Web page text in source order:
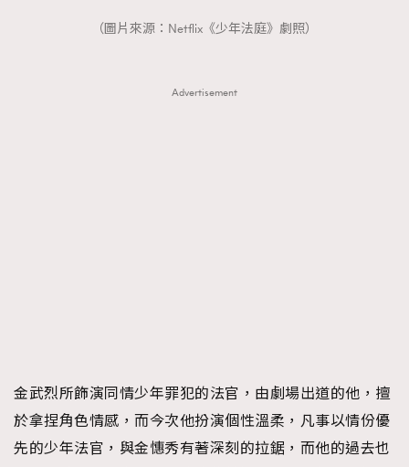
（圖片來源：Netflix《少年法庭》劇照）
Advertisement
金武烈所飾演同情少年罪犯的法官，由劇場出道的他，擅
於拿捏角色情感，而今次他扮演個性溫柔，凡事以情份優
先的少年法官，與金憓秀有著深刻的拉鋸，而他的過去也